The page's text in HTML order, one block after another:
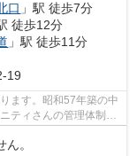
口 」駅 徒歩7分
徒歩12分
」駅 徒歩11分
19
ます。昭和57年築の中
ティさんの管理体制も
。